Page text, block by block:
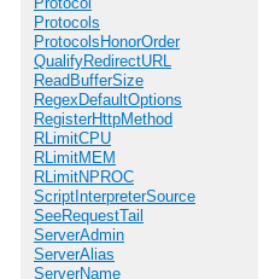
Protocols
ProtocolsHonorOrder
QualifyRedirectURL
ReadBufferSize
RegexDefaultOptions
RegisterHttpMethod
RLimitCPU
RLimitMEM
RLimitNPROC
ScriptInterpreterSource
SeeRequestTail
ServerAdmin
ServerAlias
ServerName